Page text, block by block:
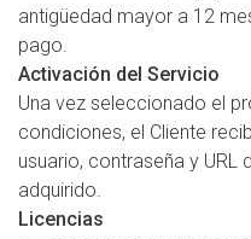
antigüedad mayor a 12
pago.
Activación del Servicio
Una vez seleccionado el
condiciones, el Cliente
usuario, contraseña y
adquirido.
Licencias